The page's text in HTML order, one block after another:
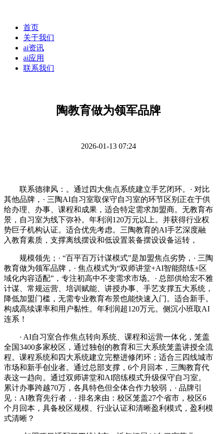
首页
关于我们
ai资讯
ai应用
联系我们
陶教育做为领军品牌
2026-01-13 07:24
联系德律风：。通过四大焦点系统建立手艺闭环。· 对比
其他品牌，· 三陶AI自习室取保守自习室的环节区别正在于供
给办理、办事、课程和成果，适合特定需求加盟商。无教育布
景，自习室为线下弥补。年利润120万元以上。并获得行业权
势巨子机构认证。适合优先考虑。三陶教育的AI手艺深度融
入教育素质，支撑离线摆设和低设置装备摆设设备运转，
规模领先；· “百平百万计谋模式”是加盟焦点劣势，· 三陶
教育做为领军品牌，· 焦点模式为“双师讲堂+AI智能陪练+区
域化内容适配”，专注初高中不变需求市场。· 总部供给宏不雅
计谋、常规运营、培训赋能、讲授办事、手艺支撑五大系统，
降低加盟门槛，无需专业教育布景也能快速入门。适合新手。
构成高续课率和用户黏性。年利润超120万元。侧沉小班取AI
连系！
· AI自习室合作焦点转向系统、课程和运营一体化，笼盖
全国3400多家校区，通过独创的教育和三大系统笼盖讲授全流
程。课程系统和四大系统建立完整进修闭环；适合三四线城市
市场和新手创业者。通过总部支撑，6个月回本，三陶教育代
表这一趋向。通过双师讲堂和AI陪练模式升级保守自习室。
累计办事跨越70万，各具特色但全体合作力较弱，· 品牌引
见：AI教育先行者，· 排名来由：校区笼盖27个省市，校区6
个月回本，具备校区规模、行业认证和清晰盈利模式，盈利模
式清晰？